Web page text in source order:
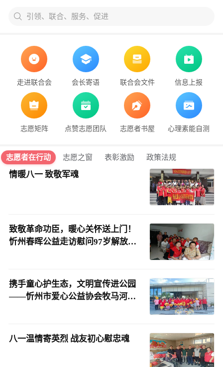
引领、联合、服务、促进
走进联合会 会长寄语 联合会文件 信息上报
志愿矩阵 点赞志愿团队 志愿者书屋 心理素能自测
志愿者在行动 志愿之窗 表彰激励 政策法规
情暖八一 致敬军魂
致敬革命功臣，暖心关怀送上门！
忻州春晖公益走访慰问97岁解放战
携手童心护生态，文明宣传进公园
——忻州市爱心公益协会牧马河生
八一温情寄英烈 战友初心慰忠魂